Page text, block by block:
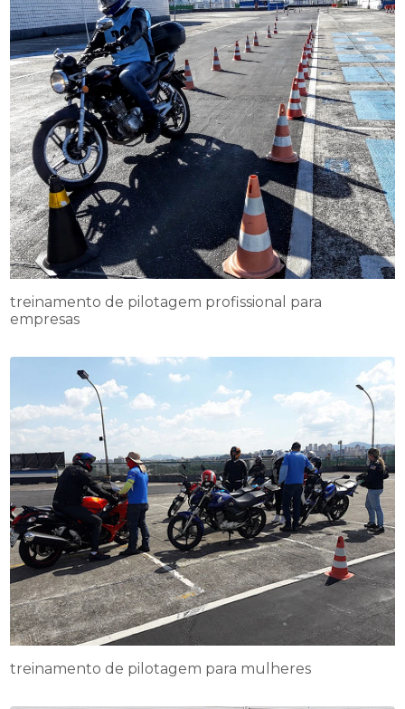
treinamento de pilotagem profissional para
empresas
treinamento de pilotagem para mulheres